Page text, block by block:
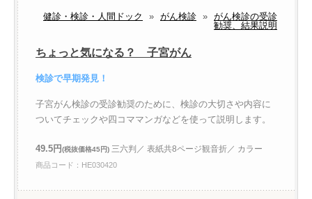
健診・検診・人間ドック » がん検診 » がん検診の受診
勧奨、結果説明
ちょっと気になる？ 子宮がん
検診で早期発見！
子宮がん検診の受診勧奨のために、検診の大切さや内容に
ついてチェックや四コママンガなどを使って説明します。
49.5円(税抜価格45円) 三六判／ 表紙共8ページ観音折／ カラー
商品コード：HE030420